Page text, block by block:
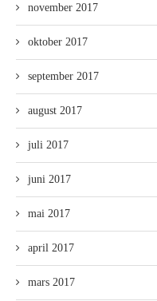
november 2017
oktober 2017
september 2017
august 2017
juli 2017
juni 2017
mai 2017
april 2017
mars 2017